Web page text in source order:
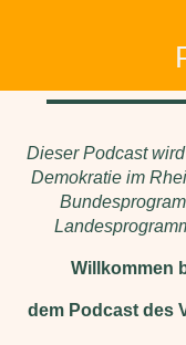
Dieser Podcast
Demokratie im
Willkommen
dem Podcast des